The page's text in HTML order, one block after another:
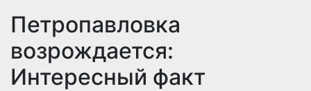
Петропавловка
возрождается:
Интересный факт